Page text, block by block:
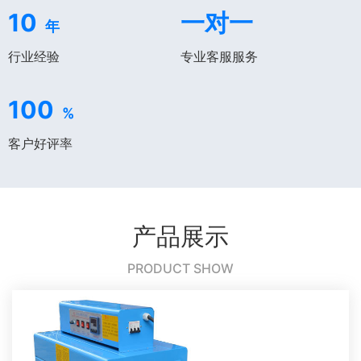
10 年
行业经验
一对一
专业客服服务
100 %
客户好评率
产品展示
PRODUCT SHOW